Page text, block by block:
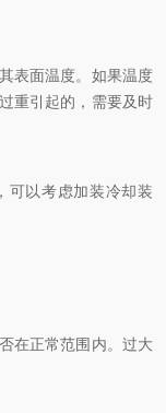
表面温度。如果温度
重引起的，需要及时
以考虑加装冷却装
在正常范围内。过大